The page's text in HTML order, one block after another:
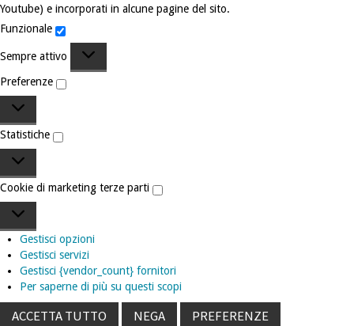
Youtube) e incorporati in alcune pagine del sito.
Funzionale
Funzionale
Sempre attivo
Preferenze
Preferenze
Statistiche
Statistiche
Cookie di marketing terze parti
Cookie
marketing
terze
parti
Gestisci opzioni
Gestisci servizi
Gestisci {vendor_count} fornitori
Per saperne di più su questi scopi
ACCETTA TUTTO NEGA
PREFERENZE